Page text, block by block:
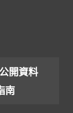
公開資料
南